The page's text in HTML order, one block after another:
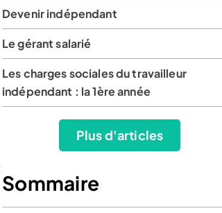
Devenir indépendant
Le gérant salarié
Les charges sociales du travailleur
indépendant : la 1ère année
Plus d'articles
Sommaire